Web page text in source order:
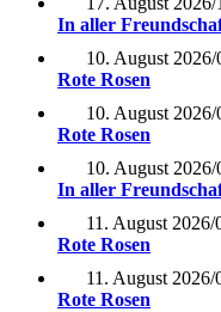
In aller
10. August 2026/
Rote Rosen
10. August 2026/
Rote Rosen
10. August 2026/
In aller
11. August 2026/
Rote Rosen
11. August 2026/
Rote Rosen